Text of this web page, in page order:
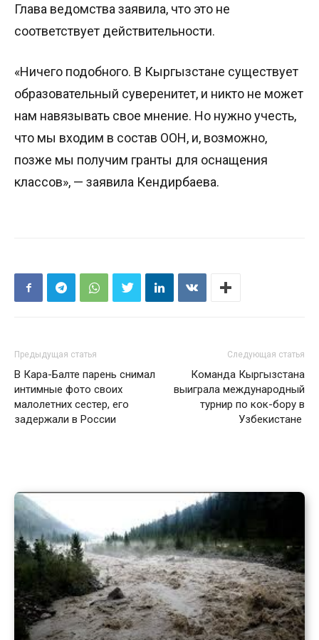
Глава ведомства заявила, что это не
соответствует действительности.
«Ничего подобного. В Кыргызстане существует
образовательный суверенитет, и никто не может
нам навязывать свое мнение. Но нужно учесть,
что мы входим в состав ООН, и, возможно,
позже мы получим гранты для оснащения
классов», — заявила Кендирбаева.
Предыдущая статья
В Кара-Балте парень снимал
интимные фото своих
малолетних сестер, его
задержали в России
Следующая статья
Команда Кыргызстана
выиграла международный
турнир по кок-бору в
Узбекистане